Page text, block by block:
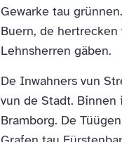
Gewarke tau
Buern, de hertrecken
Lehnsherren gäben.
De Inwahners vun
vun de Stadt.
Bramborg. De